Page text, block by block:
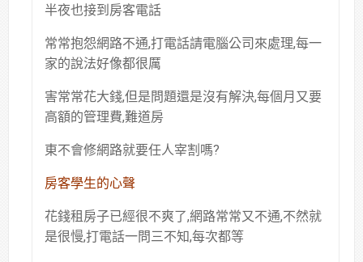
半夜也接到房客電話
常常抱怨網路不通,打電話請電腦公司來處理,每一
家的說法好像都很厲
害常常花大錢,但是問題還是沒有解決,每個月又要
高額的管理費,難道房
東不會修網路就要任人宰割嗎?
房客學生的心聲
花錢租房子已經很不爽了,網路常常又不通,不然就
是很慢,打電話一問三不知,每次都等